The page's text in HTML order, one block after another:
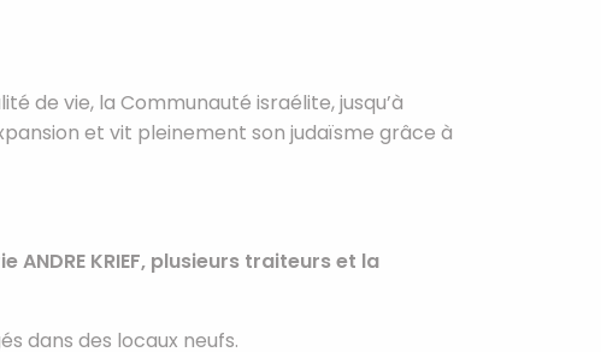
de vie, la Communauté israélite, jusqu’à
et vit pleinement son judaïsme grâce à
KRIEF, plusieurs traiteurs et la
dans des locaux neufs.